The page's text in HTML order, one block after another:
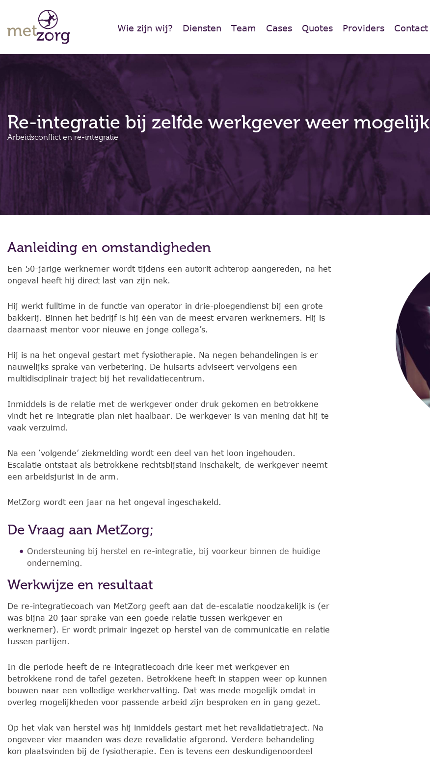
Wie zijn wij? Diensten Team Cases Quotes Providers Contact
Re-integratie bij zelfde werkgever weer mogelijk
Arbeidsconflict en re-integratie
Aanleiding en omstandigheden
Een 50-jarige werknemer wordt tijdens een autorit achterop aangereden, na het
ongeval heeft hij direct last van zijn nek.
Hij werkt fulltime in de functie van operator in drie-ploegendienst bij een grote
bakkerij. Binnen het bedrijf is hij één van de meest ervaren werknemers. Hij is
daarnaast mentor voor nieuwe en jonge collega’s.
Hij is na het ongeval gestart met fysiotherapie. Na negen behandelingen is er
nauwelijks sprake van verbetering. De huisarts adviseert vervolgens een
multidisciplinair traject bij het revalidatiecentrum.
Inmiddels is de relatie met de werkgever onder druk gekomen en betrokkene
vindt het re-integratie plan niet haalbaar. De werkgever is van mening dat hij te
vaak verzuimd.
Na een ‘volgende’ ziekmelding wordt een deel van het loon ingehouden.
Escalatie ontstaat als betrokkene rechtsbijstand inschakelt, de werkgever neemt
een arbeidsjurist in de arm.
MetZorg wordt een jaar na het ongeval ingeschakeld.
De Vraag aan MetZorg;
Ondersteuning bij herstel en re-integratie, bij voorkeur binnen de huidige
onderneming.
Werkwijze en resultaat
De re-integratiecoach van MetZorg geeft aan dat de-escalatie noodzakelijk is (er
was bijna 20 jaar sprake van een goede relatie tussen werkgever en
werknemer). Er wordt primair ingezet op herstel van de communicatie en relatie
tussen partijen.
In die periode heeft de re-integratiecoach drie keer met werkgever en
betrokkene rond de tafel gezeten. Betrokkene heeft in stappen weer op kunnen
bouwen naar een volledige werkhervatting. Dat was mede mogelijk omdat in
overleg mogelijkheden voor passende arbeid zijn besproken en in gang gezet.
Op het vlak van herstel was hij inmiddels gestart met het revalidatietraject. Na
ongeveer vier maanden was deze revalidatie afgerond. Verdere behandeling
kon plaatsvinden bij de fysiotherapie. Een is tevens een deskundigenoordeel